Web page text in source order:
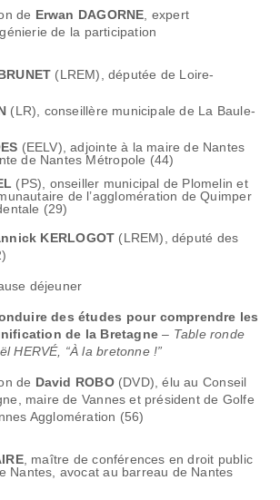
de Erwan DAGORNE , expert
de la participation
(LREM), députée de Loire-
(LR), conseillère municipale de La Baule-
(EELV), adjointe à la maire de Nantes
de Nantes Métropole (44)
(PS), onseiller municipal de Plomelin et
de l’agglomération de Quimper
(29)
KERLOGOT (LREM), député des
déjeuner
des études pour comprendre les
de la Bretagne – Table ronde
HERVÉ, “À la bretonne !”
de David ROBO(DVD), élu au Conseil
maire de Vannes et président de Golfe
Agglomération (56)
, maître de conférences en droit public
Nantes, avocat au barreau de Nantes